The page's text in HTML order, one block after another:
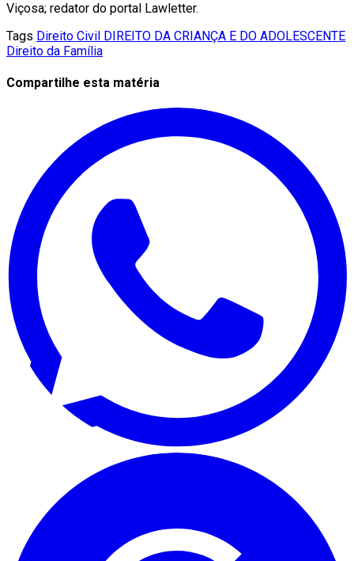
Viçosa; redator do portal Lawletter.
Tags Direito Civil DIREITO DA CRIANÇA E DO ADOLESCENTE
Direito da Família
Compartilhe esta matéria